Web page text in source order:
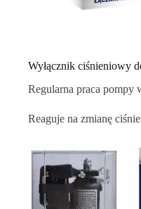
Wyłącznik ciśnieniowy
Regularna praca pompy
Reaguje na zmianę